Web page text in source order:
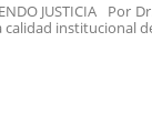
JUSTICIA Por
calidad institucional